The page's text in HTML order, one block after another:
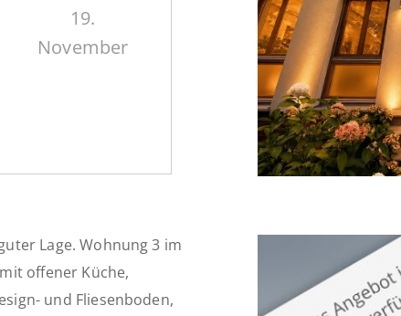
19.
November
Lage. Wohnung 3 im
offener Küche,
und Fliesenboden,